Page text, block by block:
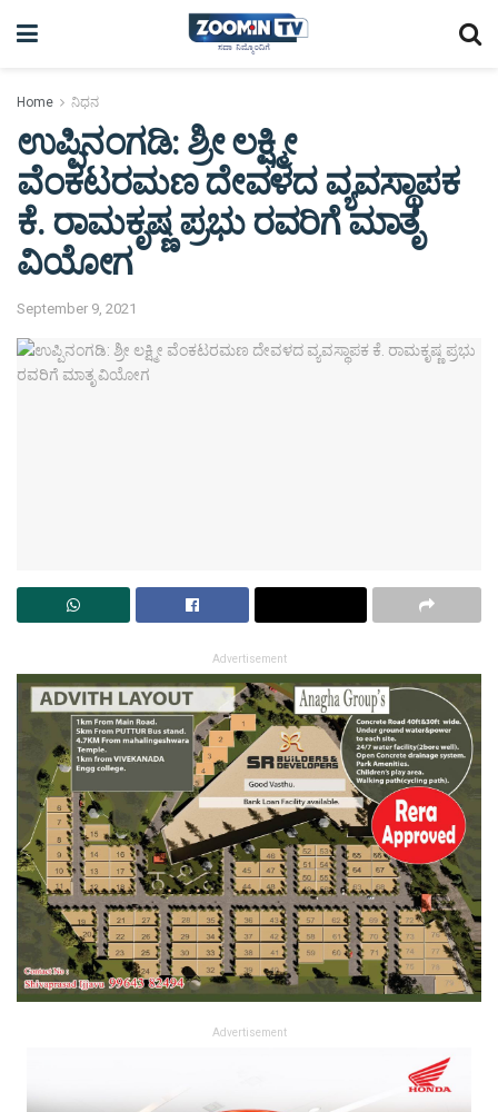
Home ನಿಧನ
ಉಪ್ಪಿನಂಗಡಿ: ಶ್ರೀ ಲಕ್ಷ್ಮೀ
ವೆಂಕಟರಮಣ ದೇವಳದ ವ್ಯವಸ್ಥಾಪಕ
ಕೆ. ರಾಮಕೃಷ್ಣ ಪ್ರಭು ರವರಿಗೆ ಮಾತೃ
ವಿಯೋಗ
September 9, 2021
Advertisement
Advertisement